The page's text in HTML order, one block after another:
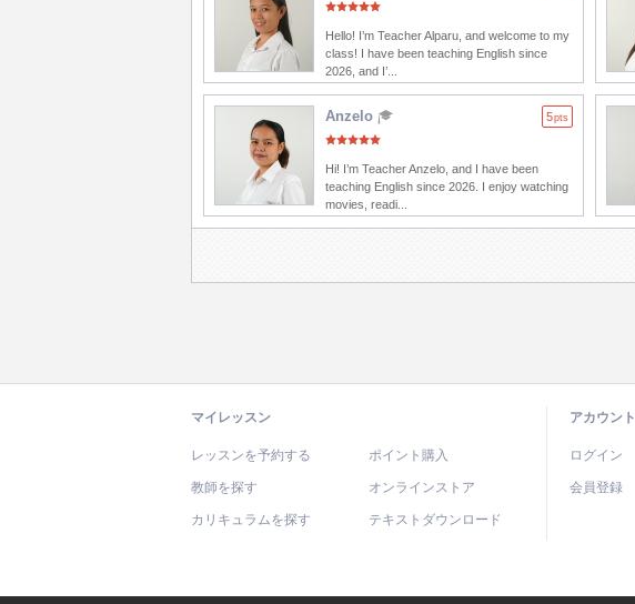
Hello! I’m Teacher Alparu, and welcome to my
class! I have been teaching English since
2026, and I’...
Anzelo 5pts
Hi! I’m Teacher Anzelo, and I have been
teaching English since 2026. I enjoy watching
movies, readi...
マイレッスン
レッスンを予約する ポイント購入
教師を探す オンラインストア
カリキュラムを探す テキストダウンロード
アカウント
ログイン
会員登録